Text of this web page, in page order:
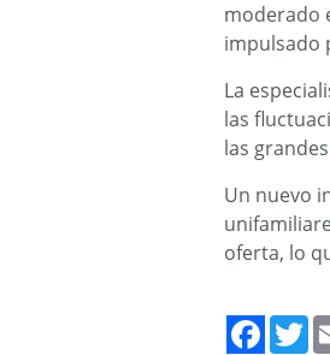
moderado
impulsado
La
las
las
Un nuevo
oferta, lo